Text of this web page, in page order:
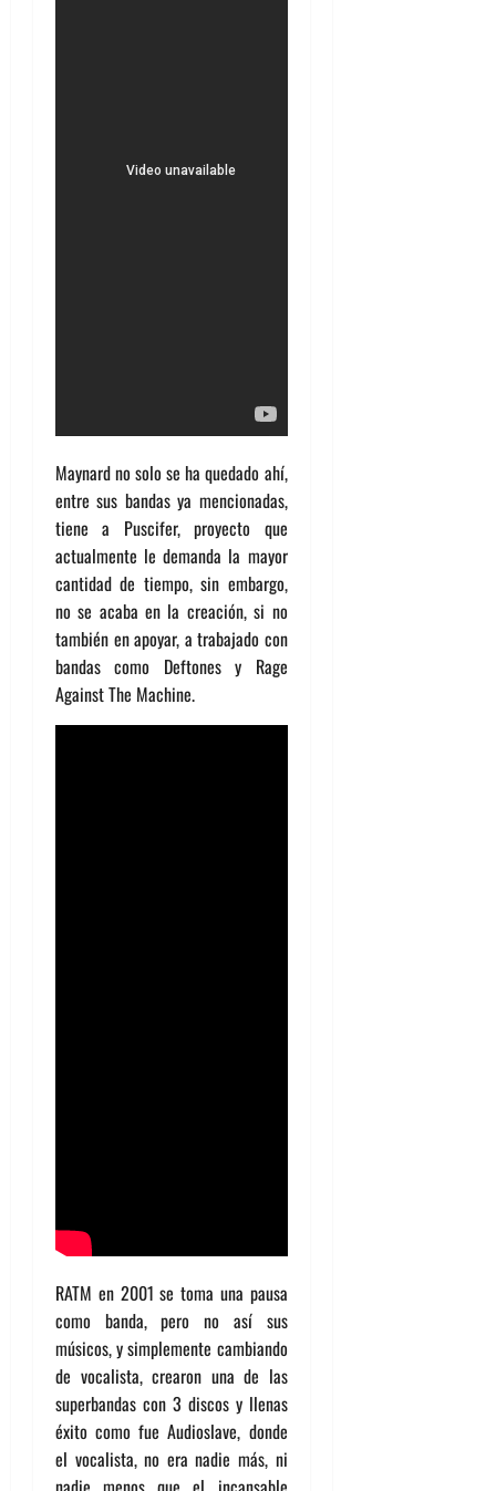
Maynard no solo se ha quedado ahí,
entre sus bandas ya mencionadas,
tiene a Puscifer, proyecto que
actualmente le demanda la mayor
cantidad de tiempo, sin embargo,
no se acaba en la creación, si no
también en apoyar, a trabajado con
bandas como Deftones y Rage
Against The Machine.
RATM en 2001 se toma una pausa
como banda, pero no así sus
músicos, y simplemente cambiando
de vocalista, crearon una de las
superbandas con 3 discos y llenas
éxito como fue Audioslave, donde
el vocalista, no era nadie más, ni